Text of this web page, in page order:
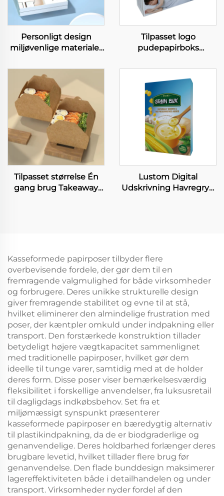
Personligt design
miljøvenlige materialer
dynekover emballage
papirbokse
Tilpasset logo
pudepapirboks
fliseret karton
husholdningsprodukter
boks pudeboks med
håndtag
Tilpasset størrelse Én
gang brug Takeaway
Lustom Digital
Udskrivning Havregryn
Kasseformede papirposer tilbyder flere
overbevisende fordele, der gør dem til en
fremragende valgmulighed for både virksomheder
og forbrugere. Deres unikke strukturelle design
giver fremragende stabilitet og evne til at stå,
hvilket eliminerer den almindelige frustration med
poser, der kæntpler omkuld under indpakning eller
transport. Den forstærkede konstruktion tillader
betydeligt højere vægtkapacitet sammenlignet
med traditionelle papirposer, hvilket gør dem
ideelle til tunge varer, samtidig med at de holder
deres form. Disse poser viser bemærkelsesværdig
fleksibilitet i forskellige anvendelser, fra luksusretail
til dagligdags indkøbsbehov. Set fra et
miljømæssigt synspunkt præsenterer
kasseformede papirposer en bæredygtig alternativ
til plastikindpakning, da de er biodgraderlige og
genanvendelige. Deres holdbarhed forlænger deres
brugbare levetid, hvilket tillader flere brug før
genanvendelse. Den flade bunddesign maksimerer
lagereffektiviteten både i detailhandelen og under
transport. Virksomheder nyder fordel af den